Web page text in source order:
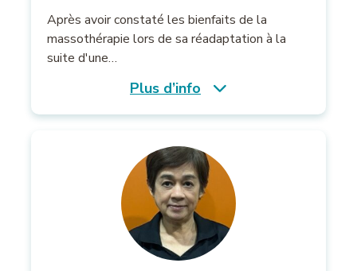
Après avoir constaté les bienfaits de la
massothérapie lors de sa réadaptation à la
suite d'une…
Plus d’info